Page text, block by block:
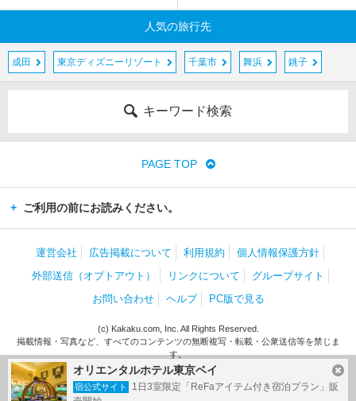
オリエンタルホテル東京ベイ
宿公式サイト
1日3室限定「ReFaアイテム付き宿泊プラン」販
人気の旅行先
成田 東京ディズニーリゾート 千葉市 舞浜 銚子
キーワード検索
PAGE TOP
ご利用の前にお読みください。
運営会社 広告掲載について 利用規約
個人情報保護方針
外部送信（オプトアウト）
リンクについて
グループサイト
お問い合わせ
ヘルプ PC版で見る
(c) Kakaku.com, Inc. All Rights Reserved.
掲載情報・写真など、すべてのコンテンツの無断複写・転載・公衆送信等を禁じま
す。